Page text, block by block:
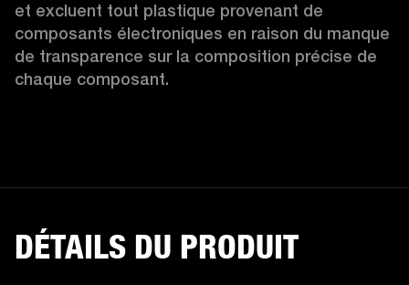
et excluent tout plastique provenant de
composants électroniques en raison du manque
de transparence sur la composition précise de
chaque composant.
DÉTAILS DU PRODUIT